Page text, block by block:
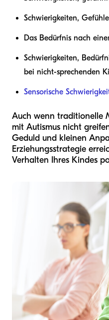
Schwierigkeiten,
Das Bedürfnis nach
Schwierigkeiten,
bei nicht-sprechenden
Sensorische
Auch wenn traditionelle
mit Autismus nicht
Geduld und kleinen
Erziehungsstrategie
Verhalten Ihres Kindes